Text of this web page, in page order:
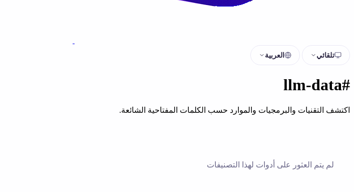
تلقائي العربية
#llm-data
اكتشف التقنيات والبرمجيات والموارد حسب الكلمات المفتاحية الشائعة.
لم يتم العثور على أدوات لهذا التصنيفات